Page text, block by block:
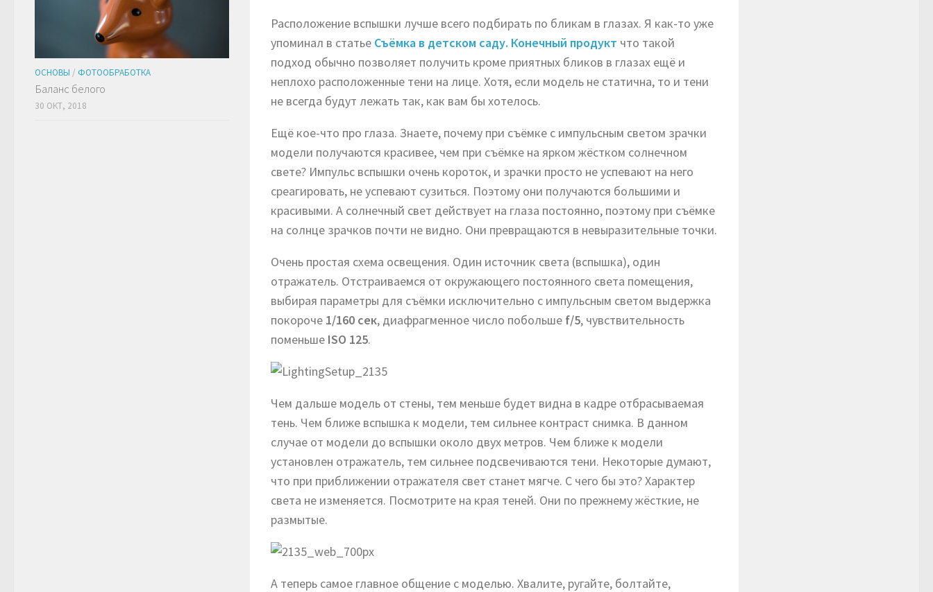
Расположение вспышки лучше всего подбирать по бликам в глазах. Я как-то уже
упоминал в статье Съёмка в детском саду. Конечный продукт что такой
подход обычно позволяет получить кроме приятных бликов в глазах ещё и
неплохо расположенные тени на лице. Хотя, если модель не статична, то и тени
не всегда будут лежать так, как вам бы хотелось.
Ещё кое-что про глаза. Знаете, почему при съёмке с импульсным светом зрачки
модели получаются красивее, чем при съёмке на ярком жёстком солнечном
свете? Импульс вспышки очень короток, и зрачки просто не успевают на него
среагировать, не успевают сузиться. Поэтому они получаются большими и
красивыми. А солнечный свет действует на глаза постоянно, поэтому при съёмке
на солнце зрачков почти не видно. Они превращаются в невыразительные точки.
Очень простая схема освещения. Один источник света (вспышка), один
отражатель. Отстраиваемся от окружающего постоянного света помещения,
выбирая параметры для съёмки исключительно с импульсным светом выдержка
покороче 1/160 сек, диафрагменное число побольше f/5, чувствительность
поменьше ISO 125.
Чем дальше модель от стены, тем меньше будет видна в кадре отбрасываемая
тень. Чем ближе вспышка к модели, тем сильнее контраст снимка. В данном
случае от модели до вспышки около двух метров. Чем ближе к модели
установлен отражатель, тем сильнее подсвечиваются тени. Некоторые думают,
что при приближении отражателя свет станет мягче. С чего бы это? Характер
света не изменяется. Посмотрите на края теней. Они по прежнему жёсткие, не
размытые.
А теперь самое главное общение с моделью. Хвалите, ругайте, болтайте,
ОСНОВЫ / ФОТООБРАБОТКА
Баланс белого
30 ОКТ, 2018